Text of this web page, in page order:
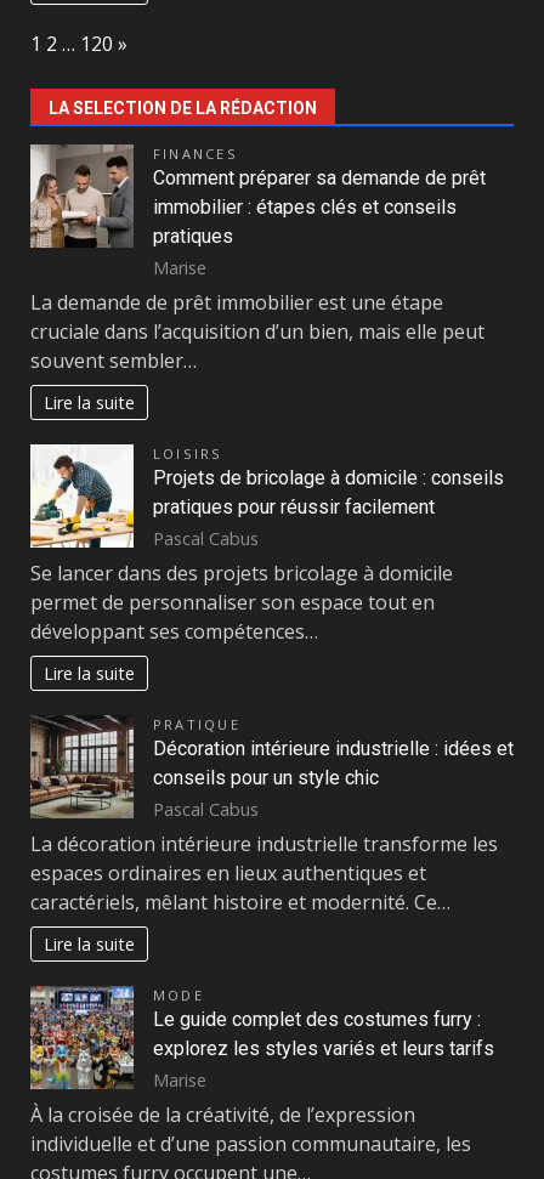
Page:
1 2 … 120 Next
»
LA SELECTION DE LA RÉDACTION
FINANCES
Comment préparer sa demande de prêt
immobilier : étapes clés et conseils
pratiques
Marise
La demande de prêt immobilier est une étape
cruciale dans l’acquisition d’un bien, mais elle peut
souvent sembler…
Lire la suite
LOISIRS
Projets de bricolage à domicile : conseils
pratiques pour réussir facilement
Pascal Cabus
Se lancer dans des projets bricolage à domicile
permet de personnaliser son espace tout en
développant ses compétences…
Lire la suite
PRATIQUE
Décoration intérieure industrielle : idées et
conseils pour un style chic
Pascal Cabus
La décoration intérieure industrielle transforme les
espaces ordinaires en lieux authentiques et
caractériels, mêlant histoire et modernité. Ce…
Lire la suite
MODE
Le guide complet des costumes furry :
explorez les styles variés et leurs tarifs
Marise
À la croisée de la créativité, de l’expression
individuelle et d’une passion communautaire, les
costumes furry occupent une…